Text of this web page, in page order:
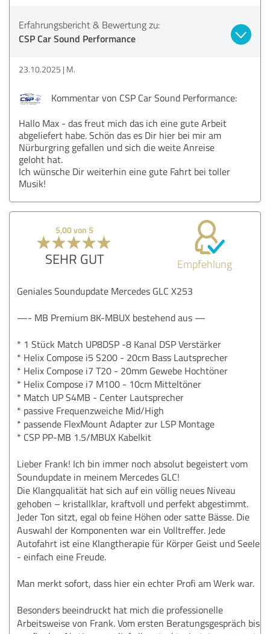
Erfahrungsbericht & Bewertung zu:
CSP Car Sound Performance
23.10.2025 M.
Kommentar von CSP Car Sound Performance:
Hallo Max - das freut mich das ich eine gute Arbeit
abgeliefert habe. Schön das es Dir hier bei mir am
Nürburgring gefallen und sich die weite Anreise
geloht hat.
Ich wünsche Dir weiterhin eine gute Fahrt bei toller
Musik!
5,00 von 5
SEHR GUT Empfehlung
Geniales Soundupdate Mercedes GLC X253
—- MB Premium 8K-MBUX bestehend aus —
* 1 Stück Match UP8DSP -8 Kanal DSP Verstärker
* Helix Compose i5 S200 - 20cm Bass Lautsprecher
* Helix Compose i7 T20 - 20mm Gewebe Hochtöner
* Helix Compose i7 M100 - 10cm Mitteltöner
* Match UP S4MB - Center Lautsprecher
* passive Frequenzweiche Mid/High
* passende FlexMount Adapter zur LSP Montage
* CSP PP-MB 1.5/MBUX Kabelkit
Lieber Frank! Ich bin immer noch absolut begeistert vom
Soundupdate in meinem Mercedes GLC!
Die Klangqualität hat sich auf ein völlig neues Niveau
gehoben – kristallklar, kraftvoll und perfekt abgestimmt.
Jeder Ton sitzt, egal ob feine Höhen oder satte Bässe. Die
Auswahl der Komponenten war ein Volltreffer. Jede
Autofahrt ist eine Klangtherapie für Körper Geist und Seele
- einfach eine Freude.
Man merkt sofort, dass hier ein echter Profi am Werk war.
Besonders beeindruckt hat mich die professionelle
Arbeitsweise von Frank. Vom ersten Beratungsgespräch bis